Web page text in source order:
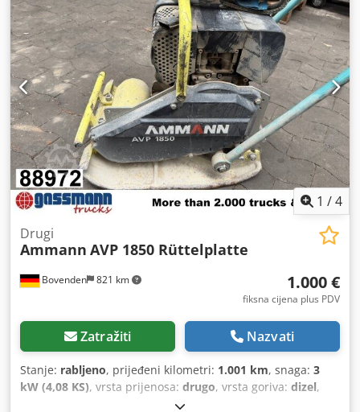
1 /4
Bovenden 821 km
Drugi
Ammann AVP 1850 Rüttelplatte
1.000 €
fiksna cijena plus PDV
Zatražiti Nazvati
Stanje: rabljeno, prijeđeni kilometri: 1.001 km, snaga: 3
kW (4,08 KS), vrsta prijenosa: drugo, vrsta goriva: dizel,
, masa praznog vozila: